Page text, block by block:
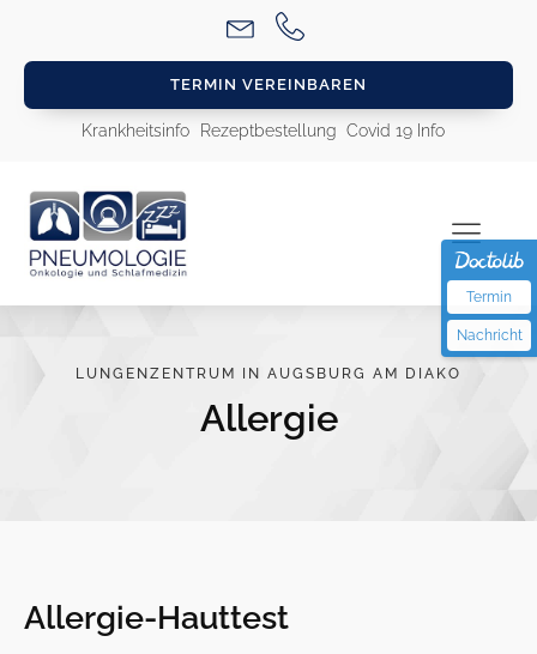
TERMIN VEREINBAREN
Krankheitsinfo Rezeptbestellung Covid 19 Info
LUNGENZENTRUM IN AUGSBURG AM DIAKO
Allergie
Allergie-Hauttest
Termin
Nachricht